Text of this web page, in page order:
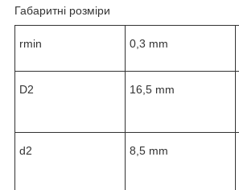
Габаритні розміри
rmin 0,3 mm
D2 16,5 mm
d2 8,5 mm